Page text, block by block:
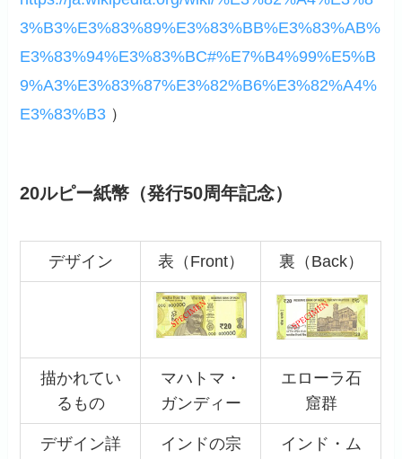
3%B3%E3%83%89%E3%83%BB%E3%83%AB%
E3%83%94%E3%83%BC#%E7%B4%99%E5%B
9%A3%E3%83%87%E3%82%B6%E3%82%A4%
E3%83%B3 ）
20ルピー紙幣（発行50周年記念）
デザイン 表（Front） 裏（Back）
描かれてい
るもの
マハトマ・
ガンディー
エローラ石
窟群
デザイン詳
インドの宗
インド・ム